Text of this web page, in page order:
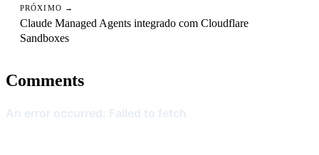
PRÓXIMO
Claude Managed Agents integrado com Cloudflare
Sandboxes
Comments